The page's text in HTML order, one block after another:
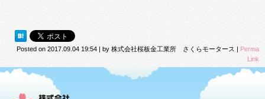
Posted on 2017.09.04 19:54 | by 株式会社桜板金工業所 さくらモータース | Perma
Link